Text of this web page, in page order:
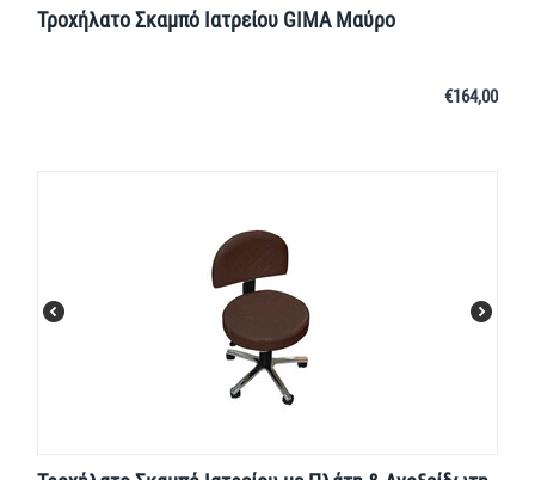
Τροχήλατο Σκαμπό Ιατρείου GIMA Μαύρο
€164,00